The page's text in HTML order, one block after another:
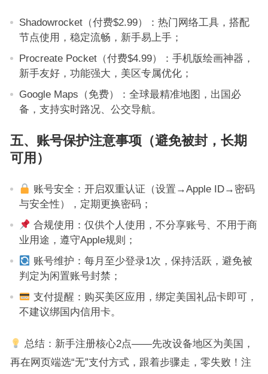
Shadowrocket（付费$2.99）：热门网络工具，搭配
节点使用，稳定流畅，新手易上手；
Procreate Pocket（付费$4.99）：手机版绘画神器，
新手友好，功能强大，美区专属优化；
Google Maps（免费）：全球最精准地图，出国必
备，支持实时路况、公交导航。
五、账号保护注意事项（避免被封，长期
可用）
账号安全：开启双重认证（设置→Apple ID→密码
与安全性），定期更换密码；
合规使用：仅供个人使用，不分享账号、不用于商
业用途，遵守Apple规则；
账号维护：每月至少登录1次，保持活跃，避免被
判定为闲置账号封禁；
支付提醒：购买美区应用，绑定美国礼品卡即可，
不建议绑国内信用卡。
总结：新手注册核心2点——先改设备地区为美国，
再在网页端选“无”支付方式，跟着步骤走，零失败！注